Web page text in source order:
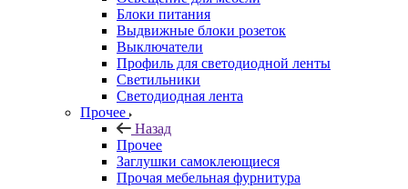
Блоки питания
Выдвижные блоки розеток
Выключатели
Профиль для светодиодной ленты
Светильники
Светодиодная лента
Прочее
Назад
Прочее
Заглушки самоклеющиеся
Прочая мебельная фурнитура